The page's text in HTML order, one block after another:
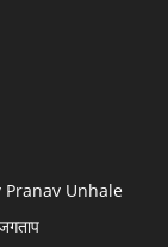
Pranav Unhale